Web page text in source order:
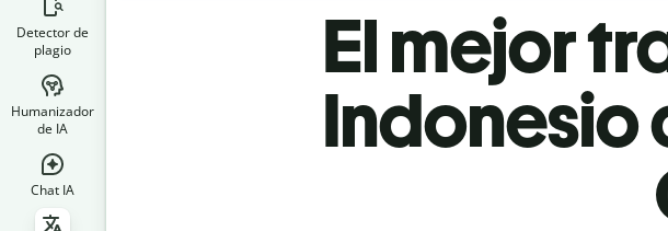
Detector de
plagio
Humanizador
de IA
Chat IA
El mejor
Indonesio